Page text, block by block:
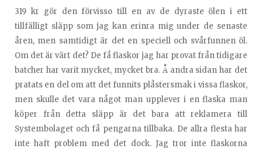
319 kr gör den förvisso till en av de dyraste ölen i ett
tillfälligt släpp som jag kan erinra mig under de senaste
åren, men samtidigt är det en speciell och svårfunnen öl.
Om det är värt det? De få flaskor jag har provat från tidigare
batcher har varit mycket, mycket bra. Å andra sidan har det
pratats en del om att det funnits plåstersmak i vissa flaskor,
men skulle det vara något man upplever i en flaska man
köper från detta släpp är det bara att reklamera till
Systembolaget och få pengarna tillbaka. De allra flesta har
inte haft problem med det dock. Jag tror inte flaskorna